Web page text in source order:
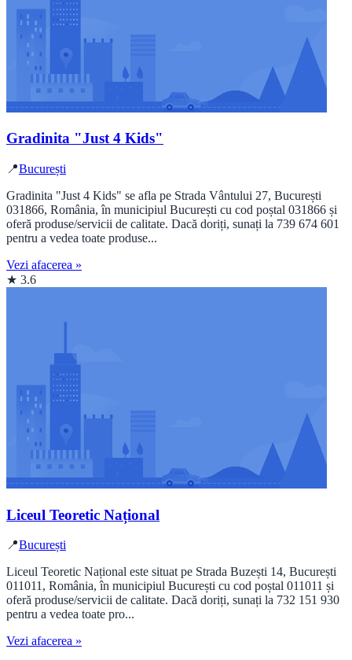
Gradinita "Just 4 Kids"
📍București
Gradinita "Just 4 Kids" se afla pe Strada Vântului 27, București
031866, România, în municipiul București cu cod poștal 031866 și
oferă produse/servicii de calitate. Dacă doriți, sunați la 739 674 601
pentru a vedea toate produse...
Vezi afacerea »
★ 3.6
Liceul Teoretic Național
📍București
Liceul Teoretic Național este situat pe Strada Buzești 14, București
011011, România, în municipiul București cu cod poștal 011011 și
oferă produse/servicii de calitate. Dacă doriți, sunați la 732 151 930
pentru a vedea toate pro...
Vezi afacerea »